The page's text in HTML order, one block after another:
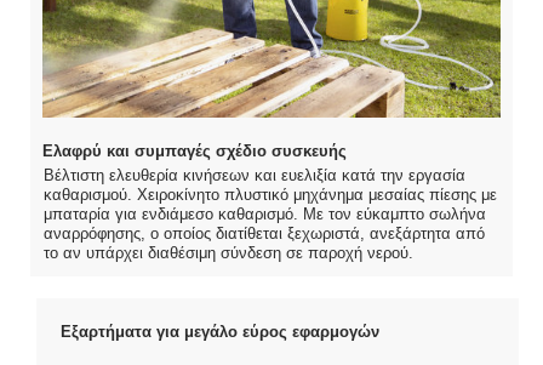
Ελαφρύ και συμπαγές σχέδιο συσκευής
Βέλτιστη ελευθερία κινήσεων και ευελιξία κατά την εργασία
καθαρισμού. Χειροκίνητο πλυστικό μηχάνημα μεσαίας πίεσης με
μπαταρία για ενδιάμεσο καθαρισμό. Με τον εύκαμπτο σωλήνα
αναρρόφησης, ο οποίος διατίθεται ξεχωριστά, ανεξάρτητα από
το αν υπάρχει διαθέσιμη σύνδεση σε παροχή νερού.
Εξαρτήματα για μεγάλο εύρος εφαρμογών